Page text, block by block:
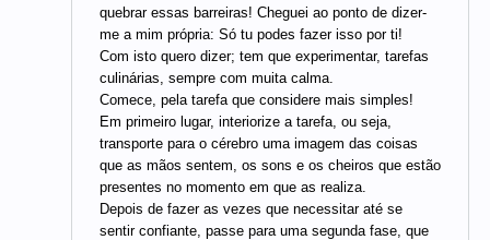
quebrar essas barreiras! Cheguei ao ponto de dizer-
me a mim própria: Só tu podes fazer isso por ti!
Com isto quero dizer; tem que experimentar, tarefas
culinárias, sempre com muita calma.
Comece, pela tarefa que considere mais simples!
Em primeiro lugar, interiorize a tarefa, ou seja,
transporte para o cérebro uma imagem das coisas
que as mãos sentem, os sons e os cheiros que estão
presentes no momento em que as realiza.
Depois de fazer as vezes que necessitar até se
sentir confiante, passe para uma segunda fase, que